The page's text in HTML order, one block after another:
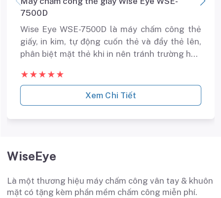
7500D
Wise Eye WSE-7500D là máy chấm công thẻ
giấy, in kim, tự động cuốn thẻ và đẩy thẻ lên,
phân biệt mặt thẻ khi in nên tránh trường hợp
khi đi làm trể hay về sớm
★★★★★
Xem Chi Tiết
WiseEye
Là một thương hiệu máy chấm công vân tay & khuôn
mặt có tặng kèm phần mềm chấm công miễn phí.